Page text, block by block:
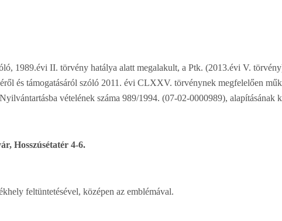
1989.évi II. törvény hatálya alatt megalakult, a Ptk. (2013.évi V.
és támogatásáról szóló 2011. évi CLXXV. törvénynek megfelelően
vételének száma 989/1994. (07-02-0000989), alapításának
Hosszúsétatér 4-6.
feltüntetésével, középen az emblémával.